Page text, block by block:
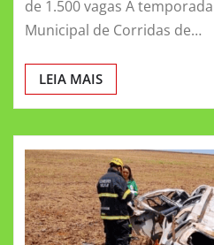
de 1.500 vagas A
Municipal de Corridas de…
LEIA MAIS